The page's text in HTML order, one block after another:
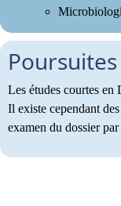
Les études courtes en
Il existe cependant
examen du dossier